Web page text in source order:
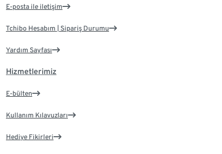
E-posta ile iletişim
Tchibo Hesabım | Sipariş Durumu
Yardım Sayfası
Hizmetlerimiz
E-bülten
Kullanım Kılavuzları
Hediye Fikirleri